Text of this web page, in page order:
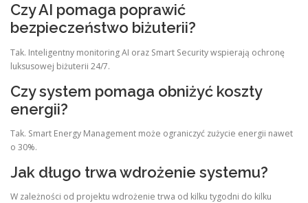
Czy AI pomaga poprawić
bezpieczeństwo biżuterii?
Tak. Inteligentny monitoring AI oraz Smart Security wspierają ochronę
luksusowej biżuterii 24/7.
Czy system pomaga obniżyć koszty
energii?
Tak. Smart Energy Management może ograniczyć zużycie energii nawet
o 30%.
Jak długo trwa wdrożenie systemu?
W zależności od projektu wdrożenie trwa od kilku tygodni do kilku